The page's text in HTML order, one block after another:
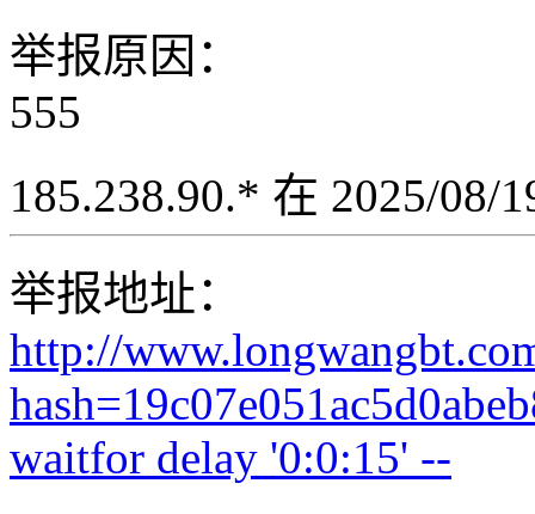
举报原因：
555
185.238.90.* 在 2025/08/
举报地址：
http://
waitfor delay '0:0:15' --